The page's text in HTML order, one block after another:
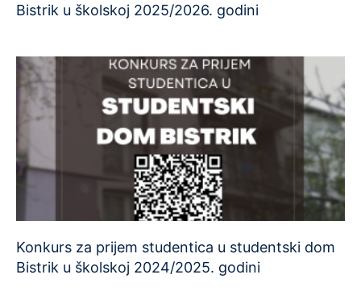
Bistrik u školskoj 2025/2026. godini
Konkurs za prijem studentica u studentski dom
Bistrik u školskoj 2024/2025. godini